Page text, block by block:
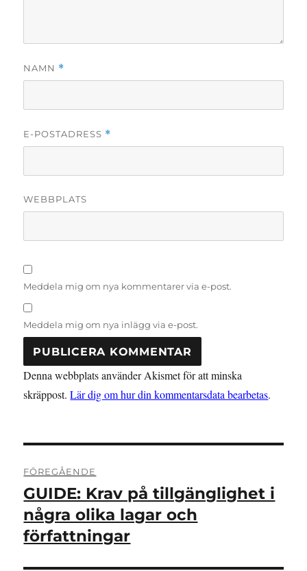
NAMN *
E-POSTADRESS *
WEBBPLATS
Meddela mig om nya kommentarer via e-post.
Meddela mig om nya inlägg via e-post.
Denna webbplats använder Akismet för att minska
skräppost.Lär dig om hur din kommentarsdata bearbetas.
FÖREGÅENDE
Föregående
inlägg:
GUIDE: Krav på tillgänglighet i
några olika lagar och
författningar